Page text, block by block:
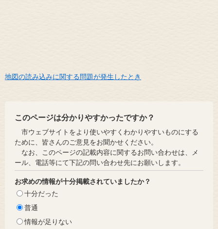
地図の読み込みに関する問題が発生したとき
このページは分かりやすかったですか？
市ウェブサイトをより使いやすくわかりやすいものにする
ために、皆さんのご意見をお聞かせください。
なお、このページの記載内容に関するお問い合わせは、メ
ール、電話等にて下記の問い合わせ先にお願いします。
お求めの情報が十分掲載されていましたか？
十分だった
普通
情報が足りない